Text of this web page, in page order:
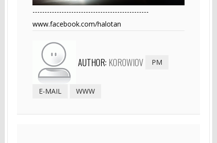
------------------------------------------------
www.facebook.com/halotan
AUTHOR: KOROWIOV PM
E-MAIL WWW